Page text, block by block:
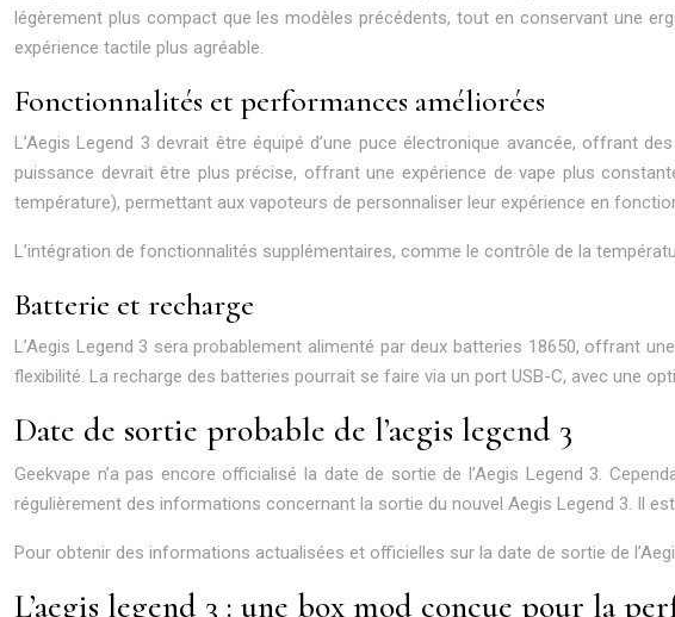
légèrement plus compact que les modèles précédents, tout en conservant une
expérience tactile plus agréable.
Fonctionnalités et performances améliorées
L’Aegis Legend 3 devrait être équipé d’une puce électronique avancée, offrant
puissance devrait être plus précise, offrant une expérience de vape plus
température), permettant aux vapoteurs de personnaliser leur expérience en
L’intégration de fonctionnalités supplémentaires, comme le contrôle de la
Batterie et recharge
L’Aegis Legend 3 sera probablement alimenté par deux batteries 18650, offrant
flexibilité. La recharge des batteries pourrait se faire via un port USB-C, avec une
Date de sortie probable de l’aegis legend 3
Geekvape n’a pas encore officialisé la date de sortie de l’Aegis Legend 3.
régulièrement des informations concernant la sortie du nouvel Aegis Legend 3. Il
Pour obtenir des informations actualisées et officielles sur la date de sortie de
L’aegis legend 3 : une box mod conçue pour la